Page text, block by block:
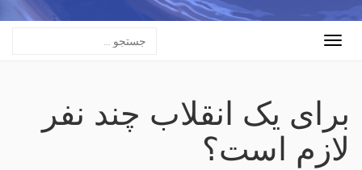
Toggle
برای یک انقلاب چند نفر
لازم است؟